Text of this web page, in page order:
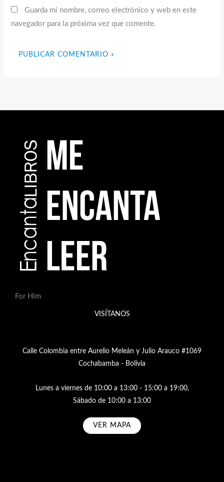
Guarda mi nombre, correo electrónico y web en este
navegador para la próxima vez que comente.
For Him
VISÍTANOS
Calle Colombia entre Aurelio Meleán y Julio Arauco #1069
Cochabamba - Bolivia
Lunes a viernes de 10:00 a 13:00 - 15:00 a 19:00,
Sábado de 10:00 a 13:00
VER MAPA